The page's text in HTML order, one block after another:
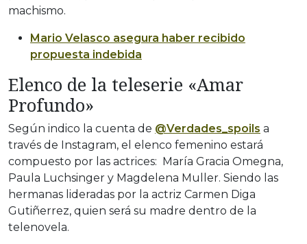
machismo.
Mario Velasco asegura haber recibido
propuesta indebida
Elenco de la teleserie «Amar
Profundo»
Según indico la cuenta de @Verdades_spoils a
través de Instagram, el elenco femenino estará
compuesto por las actrices: María Gracia Omegna,
Paula Luchsinger y Magdelena Muller. Siendo las
hermanas lideradas por la actriz Carmen Diga
Gutiñerrez, quien será su madre dentro de la
telenovela.